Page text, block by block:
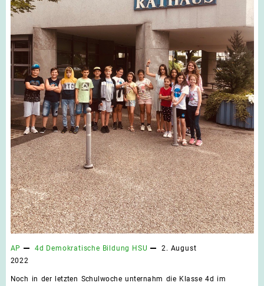
AP 4d Demokratische Bildung HSU
2. August
2022
Noch in der letzten Schulwoche unternahm die Klasse 4d im